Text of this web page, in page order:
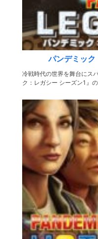
パンデミッ
冷戦時代の世界を舞台にス
ク：レガシー シーズン1』の